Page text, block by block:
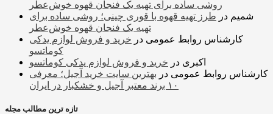
روشی ساده برای تهیه یک فنجان قهوه خوش‌عطر
شمیم در طرز تهیه قهوه با قوری چینی؛ روشی ساده برای
تهیه یک فنجان قهوه خوش‌عطر
کارشناس روابط عمومی در خرید و فروش لوازم یدکی
کوماتسو
اکبری در خرید و فروش لوازم یدکی کوماتسو
کارشناس روابط عمومی در بهترین سایت خرید آجیل؛ معرفی
۱۰ برند معتبر آجیل و خشکبار در ایران
تازه ترین مطالب مجله